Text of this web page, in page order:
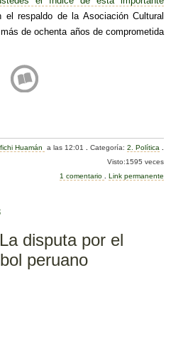
el respaldo de la Asociación Cultural
de ochenta años de comprometida
Huamán a las 12:01 .Categoría:2. Política
Visto:1595 veces
1 comentario
Link permanente
disputa por el
peruano